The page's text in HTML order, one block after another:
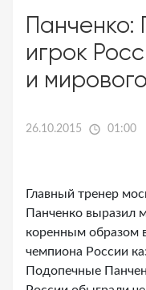
Панченко:
игрок
и
26.10.2015 01:00
Главный тренер
Панченко выразил
коренным образом
чемпиона России
Подопечные